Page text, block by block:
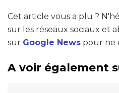
Cet article vous a plu ?
sur les réseaux sociaux et
sur Google News pour ne
A voir également